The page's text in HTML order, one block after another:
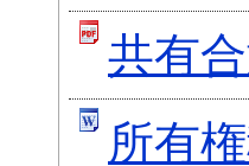
共有
所有